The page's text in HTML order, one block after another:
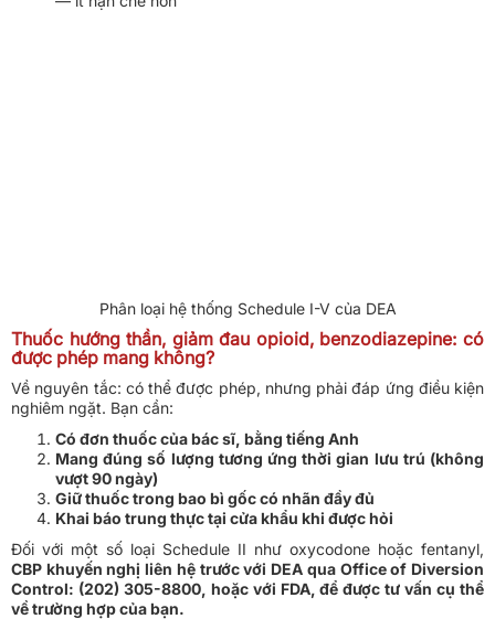
Phân loại hệ thống Schedule I-V của DEA
Thuốc hướng thần, giảm đau opioid, benzodiazepine: có
được phép mang không?
Về nguyên tắc: có thể được phép, nhưng phải đáp ứng điều kiện
nghiêm ngặt. Bạn cần:
Có đơn thuốc của bác sĩ, bằng tiếng Anh
Mang đúng số lượng tương ứng thời gian lưu trú (không
vượt 90 ngày)
Giữ thuốc trong bao bì gốc có nhãn đầy đủ
Khai báo trung thực tại cửa khẩu khi được hỏi
Đối với một số loại Schedule II như oxycodone hoặc fentanyl,
CBP khuyến nghị liên hệ trước với DEA qua Office of Diversion
Control: (202) 305-8800, hoặc với FDA, để được tư vấn cụ thể
về trường hợp của bạn.